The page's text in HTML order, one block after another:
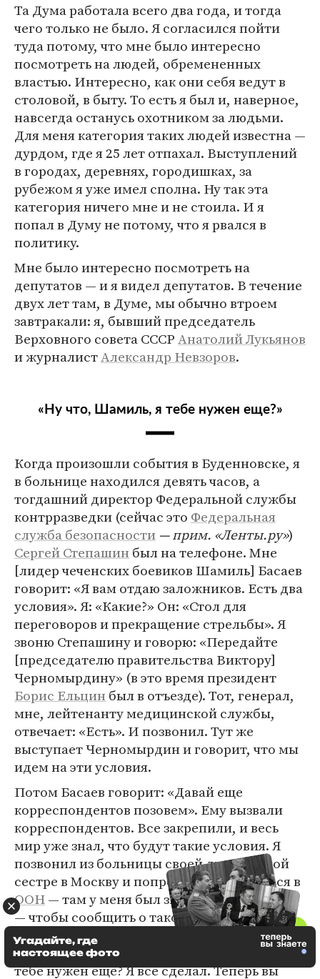
Та Дума работала всего два года, и тогда
чего только не было. Я согласился пойти
туда потому, что мне было интересно
посмотреть на людей, обремененных
властью. Интересно, как они себя ведут в
столовой, в быту. То есть я был и, наверное,
навсегда останусь охотником за людьми.
Для меня категория таких людей известна —
дурдом, где я 25 лет отпахал. Выступлений
в городах, деревнях, городишках, за
рубежом я уже имел сполна. Ну так эта
категория ничего мне и не стоила. И я
попал в Думу не потому, что я рвался в
политику.
Мне было интересно посмотреть на
депутатов — и я видел депутатов. В течение
двух лет там, в Думе, мы обычно втроем
завтракали: я, бывший председатель
Верховного совета СССРАнатолий Лукьянов
и журналистАлександр Невзоров.
«Ну что, Шамиль, я тебе нужен еще?»
Когда произошли события в Буденновске, я
в больнице находился девять часов, а
тогдашний директор Федеральной службы
контрразведки (сейчас это Федеральная
служба безопасности — прим. «Ленты.ру»)
Сергей Степашин был на телефоне. Мне
[лидер чеченских боевиков Шамиль] Басаев
говорит: «Я вам отдаю заложников. Есть два
условия». Я: «Какие?» Он: «Стол для
переговоров и прекращение стрельбы». Я
звоню Степашину и говорю: «Передайте
[председателю правительства Виктору]
Черномырдину» (в это время президент
Борис Ельцин был в отъезде). Тот, генерал,
мне, лейтенанту медицинской службы,
отвечает: «Есть». И позвонил. Тут же
выступает Черномырдин и говорит, что мы
идем на эти условия.
Потом Басаев говорит: «Давай еще
корреспондентов позовем». Ему вызвали
корреспондентов. Все закрепили, и весь
мир уже знал, что будут такие условия. Я
позвонил из больницы своей двоюродной
сестре в Москву и попросил договориться в
ООН— там у меня был знакомый товарищ,
— чтобы сообщить о таком событии. В
общем, застраховался от и до. И вот уже два
часа ночи, я говорю: «Ну что, Шамиль, я
тебе нужен еще? Я все сделал. Теперь вы
Угадайте, где
настоящее фото